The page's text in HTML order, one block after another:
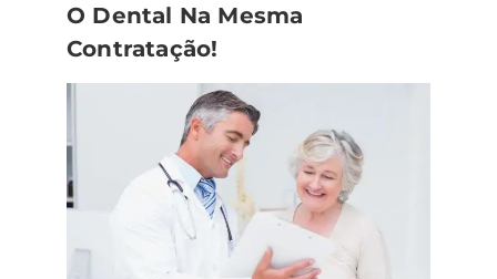
O Dental Na Mesma
Contratação!